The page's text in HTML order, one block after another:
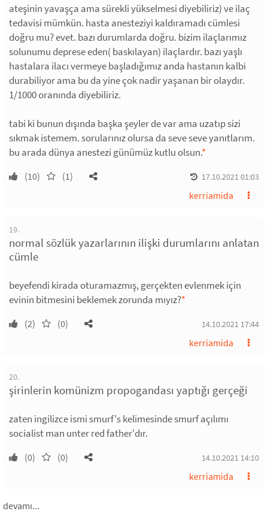
ateşinin yavaşça ama sürekli yükselmesi diyebiliriz) ve ilaç
tedavisi mümkün. hasta anesteziyi kaldıramadı cümlesi
doğru mu? evet. bazı durumlarda doğru. bizim ilaçlarımız
solunumu deprese eden( baskılayan) ilaçlardır. bazı yaşlı
hastalara ilacı vermeye başladığımız anda hastanın kalbi
durabiliyor ama bu da yine çok nadir yaşanan bir olaydır.
1/1000 oranında diyebiliriz.
tabi ki bunun dışında başka şeyler de var ama uzatıp sizi
sıkmak istemem. sorularınız olursa da seve seve yanıtlarım.
bu arada dünya anestezi günümüz kutlu olsun.*
(10) (1) 17.10.2021 01:03
kerriamida
19.
normal sözlük yazarlarının ilişki durumlarını anlatan
cümle
beyefendi kirada oturamazmış, gerçekten evlenmek için
evinin bitmesini beklemek zorunda mıyız?*
(2) (0) 14.10.2021 17:44
kerriamida
20.
şirinlerin komünizm propogandası yaptığı gerçeği
zaten ingilizce ismi smurf's kelimesinde smurf açılımı
socialist man unter red father'dır.
(0) (0) 14.10.2021 14:10
kerriamida
devamı...